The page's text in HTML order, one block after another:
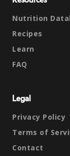
Nutrition
Recipes
Learn
FAQ
Legal
Privacy Policy
Terms of
Contact